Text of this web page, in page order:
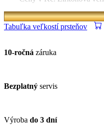
Tabuľka veľkostí prsteňov
10-ročná záruka
Bezplatný servis
Výroba do 3 dní